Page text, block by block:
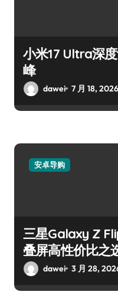
小米17 Ultra深
峰
dawei 7 月 18, 2026
安卓导购
三星Galaxy Z
叠屏高性价比之
dawei 3 月 28,